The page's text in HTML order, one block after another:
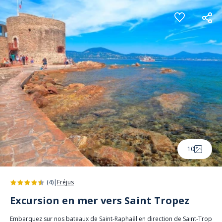
Panneau de gestion des cookies
10
(4)| Fréjus
Excursion en mer vers Saint Tropez
Embarquez sur nos bateaux de Saint-Raphaël en direction de Saint-Trop